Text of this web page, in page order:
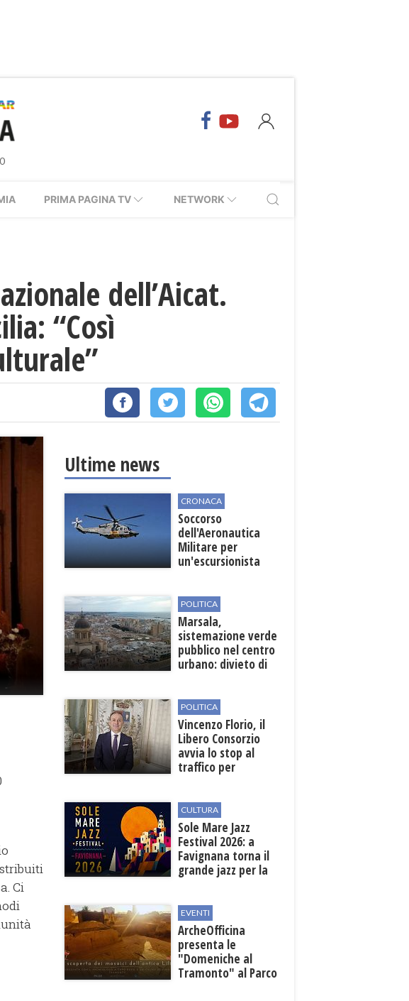
PRIMA PAGINA TV NETWORK
dell’Aicat.
“Così
Ci
Ultime news
CRONACA
Soccorso
dell'Aeronautica
Militare per
un'escursionista
POLITICA
Marsala,
sistemazione verde
pubblico nel centro
urbano: divieto di
POLITICA
Vincenzo Florio, il
Libero Consorzio
avvia lo stop al
traffico per
all'aeroporto
CULTURA
Sole Mare Jazz
Festival 2026: a
Favignana torna il
grande jazz per la
EVENTI
ArcheOfficina
presenta le
"Domeniche al
Tramonto" al Parco